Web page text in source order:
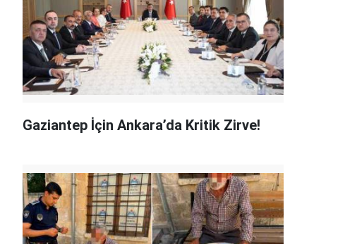
Gaziantep İçin Ankara’da Kritik Zirve!